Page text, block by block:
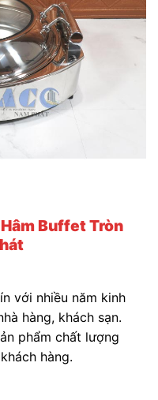
Buffet Tròn
với nhiều năm kinh
hàng, khách sạn.
phẩm chất lượng
hàng.